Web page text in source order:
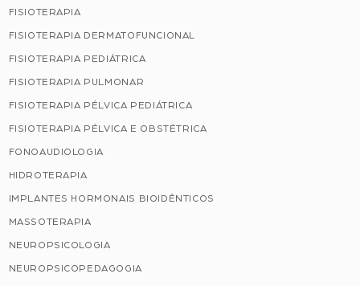
FISIOTERAPIA
FISIOTERAPIA DERMATOFUNCIONAL
FISIOTERAPIA PEDIÁTRICA
FISIOTERAPIA PULMONAR
FISIOTERAPIA PÉLVICA PEDIÁTRICA
FISIOTERAPIA PÉLVICA E OBSTÉTRICA
FONOAUDIOLOGIA
HIDROTERAPIA
IMPLANTES HORMONAIS BIOIDÊNTICOS
MASSOTERAPIA
NEUROPSICOLOGIA
NEUROPSICOPEDAGOGIA